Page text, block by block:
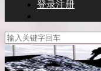
登录注册